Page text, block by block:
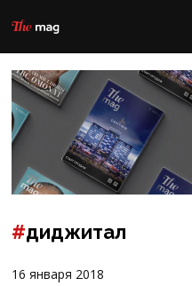
#диджитал
16 января 2018